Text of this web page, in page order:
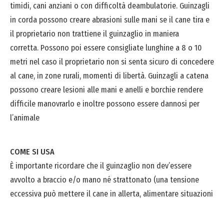
timidi, cani anziani o con difficoltà deambulatorie. Guinzagli
in corda possono creare abrasioni sulle mani se il cane tira e
il proprietario non trattiene il guinzaglio in maniera
corretta. Possono poi essere consigliate lunghine a 8 o 10
metri nel caso il proprietario non si senta sicuro di concedere
al cane, in zone rurali, momenti di libertà. Guinzagli a catena
possono creare lesioni alle mani e anelli e borchie rendere
difficile manovrarlo e inoltre possono essere dannosi per
l’animale
COME SI USA
È importante ricordare che il guinzaglio non dev’essere
avvolto a braccio e/o mano né strattonato (una tensione
eccessiva può mettere il cane in allerta, alimentare situazioni